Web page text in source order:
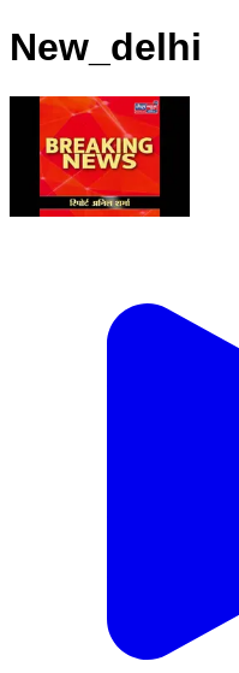
New_delhi